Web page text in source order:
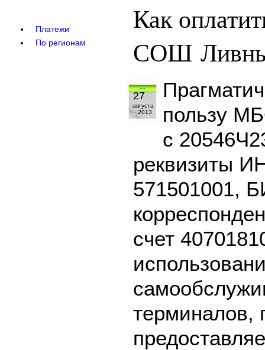
Платежи
По регионам
Как
СОШ
27
августа
2013
пользу
с
реквизиты
571501001,
счет
терминалов,